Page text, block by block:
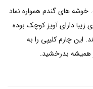
خوشه های گندم همواره نماد
زیبا دارای آویز کوچک بوده
چارم کلیپی را به
همیشه بدرخشید.